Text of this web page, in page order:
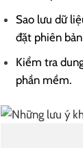
Sao lưu dữ
đặt phiên
Kiểm tra
phần mềm.